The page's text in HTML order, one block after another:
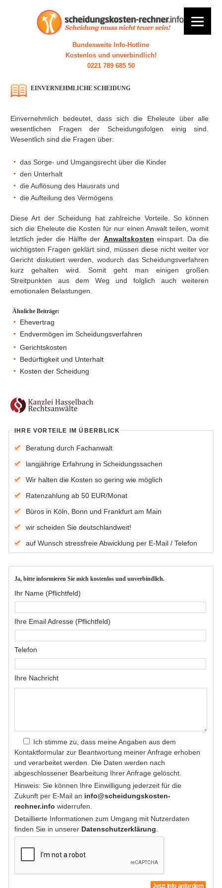
Bundesweite Info-Hotline
Kostenlos und unverbindlich!
0221 789 685 50
EINVERNEHMLICHE SCHEIDUNG
Einvernehmlich bedeutet, dass sich die Eheleute über alle
wesentlichen Fragen der Scheidungsfolgen einig sind.
Wesentlich sind die Fragen über:
das Sorge- und Umgangsrecht über die Kinder
den Unterhalt
die Auflösung des Hausrats und
die Aufteilung des Vermögens
Diese Art der Scheidung hat zahlreiche Vorteile. So können
sich die Eheleute die Kosten für nur einen Anwalt teilen, womit
letztlich jeder die Hälfte der Anwaltskosten einspart. Da die
wichtigsten Fragen geklärt sind, müssen diese nicht weiter vor
Gericht diskutiert werden, wodurch das Scheidungsverfahren
kurz gehalten wird. Somit geht man einigen großen
Streitpunkten aus dem Weg und folglich auch weiteren
emotionalen Belastungen.
Ähnliche Beiträge:
Ehevertrag
Endvermögen im Scheidungsverfahren
Gerichtskosten
Bedürftigkeit und Unterhalt
Kosten der Scheidung
IHRE VORTEILE IM ÜBERBLICK
Beratung durch Fachanwalt
langjährige Erfahrung in Scheidungssachen
Wir halten die Kosten so gering wie möglich
Ratenzahlung ab 50 EUR/Monat
Büros in Köln, Bonn und Frankfurt am Main
wir scheiden Sie deutschlandweit!
auf Wunsch stressfreie Abwicklung per E-Mail / Telefon
Ja, bitte informieren Sie mich kostenlos und unverbindlich.
Ihr Name (Pflichtfeld)
Ihre Email Adresse (Pflichtfeld)
Telefon
Ihre Nachricht
Ich stimme zu, dass meine Angaben aus dem
Kontaktformular zur Beantwortung meiner Anfrage erhoben
und verarbeitet werden. Die Daten werden nach
abgeschlossener Bearbeitung Ihrer Anfrage gelöscht.
Hinweis: Sie können Ihre Einwilligung jederzeit für die
Zukunft per E-Mail an info@scheidungskosten-
rechner.info widerrufen.
Detaillierte Informationen zum Umgang mit Nutzerdaten
finden Sie in unserer Datenschutzerklärung